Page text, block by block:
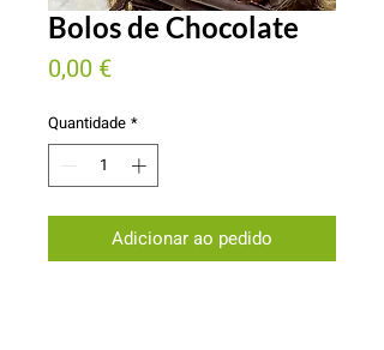
Bolos de Chocolate
0,00 €Preço
Quantidade *
Adicionar ao pedido